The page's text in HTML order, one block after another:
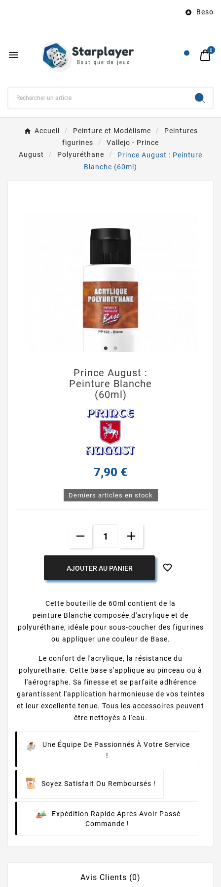
 Besoin
 0
Accueil Peinture et Modélisme
Peintures
figurines
Vallejo - Prince
August
Polyuréthane
Prince August : Peinture
Blanche (60ml)
Prince August :
Peinture Blanche
(60ml)
7,90 €
Derniers articles en stock
AJOUTER AU PANIER 
Cette bouteille de 60ml contient de la
peinture Blanche composée d'acrylique et de
polyuréthane, idéale pour sous-coucher des figurines
ou appliquer une couleur de Base.
Le confort de l'acrylique, la résistance du
polyurethane. Cette base s'applique au pinceau ou à
l'aérographe. Sa finesse et se parfaite adhérence
garantissent l'application harmonieuse de vos teintes
et leur excellente tenue. Tous les accessoires peuvent
être nettoyés à l'eau.
Une Équipe De Passionnés À Votre Service
!
Soyez Satisfait Ou Remboursés !
Expédition Rapide Après Avoir Passé
Commande !
Avis Clients (0)